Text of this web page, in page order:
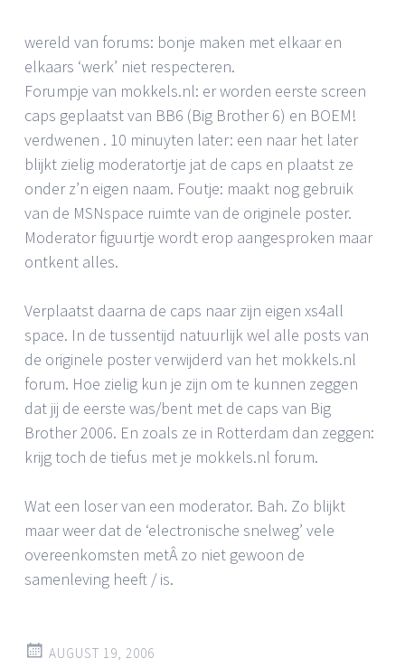
wereld van forums: bonje maken met elkaar en
elkaars ‘werk’ niet respecteren.
Forumpje van mokkels.nl: er worden eerste screen
caps geplaatst van BB6 (Big Brother 6) en BOEM!
verdwenen . 10 minuyten later: een naar het later
blijkt zielig moderatortje jat de caps en plaatst ze
onder z’n eigen naam. Foutje: maakt nog gebruik
van de MSNspace ruimte van de originele poster.
Moderator figuurtje wordt erop aangesproken maar
ontkent alles.
Verplaatst daarna de caps naar zijn eigen xs4all
space. In de tussentijd natuurlijk wel alle posts van
de originele poster verwijderd van het mokkels.nl
forum. Hoe zielig kun je zijn om te kunnen zeggen
dat jij de eerste was/bent met de caps van Big
Brother 2006. En zoals ze in Rotterdam dan zeggen:
krijg toch de tiefus met je mokkels.nl forum.
Wat een loser van een moderator. Bah. Zo blijkt
maar weer dat de ‘electronische snelweg’ vele
overeenkomsten metÂ zo niet gewoon de
samenleving heeft / is.
AUGUST 19, 2006